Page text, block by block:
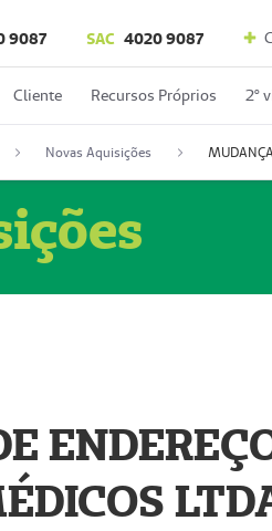
9087 SAC 4020 9087
Cliente Recursos Próprios 2º
Novas Aquisições